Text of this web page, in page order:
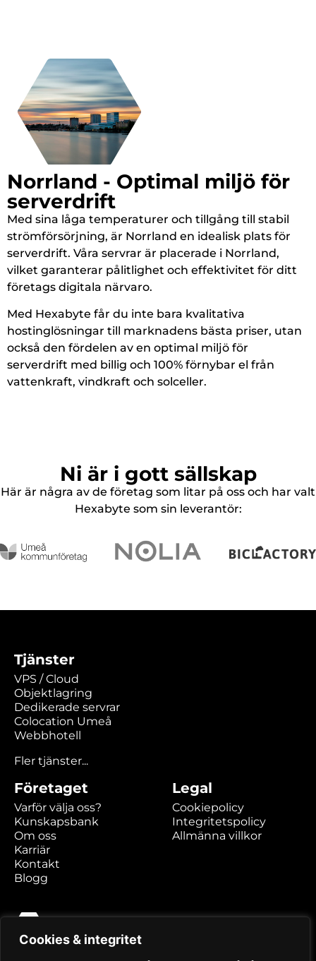
Cookies & integritet
Norrland - Optimal miljö för
serverdrift
Med sina låga temperaturer och tillgång till stabil
strömförsörjning, är Norrland en idealisk plats för
serverdrift. Våra servrar är placerade i Norrland,
vilket garanterar pålitlighet och effektivitet för ditt
företags digitala närvaro.
Med Hexabyte får du inte bara kvalitativa
hostinglösningar till marknadens bästa priser, utan
också den fördelen av en optimal miljö för
serverdrift med billig och 100% förnybar el från
vattenkraft, vindkraft och solceller.
Ni är i gott sällskap
Här är några av de företag som litar på oss och har valt
Hexabyte som sin leverantör:
Tjänster
VPS / Cloud
Objektlagring
Dedikerade servrar
Colocation Umeå
Webbhotell
Fler tjänster...
Företaget
Varför välja oss?
Kunskapsbank
Om oss
Karriär
Kontakt
Blogg
Legal
Cookiepolicy
Integritetspolicy
Allmänna villkor